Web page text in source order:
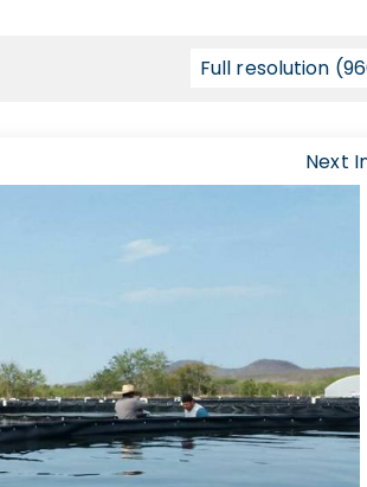
Full resolution
Next